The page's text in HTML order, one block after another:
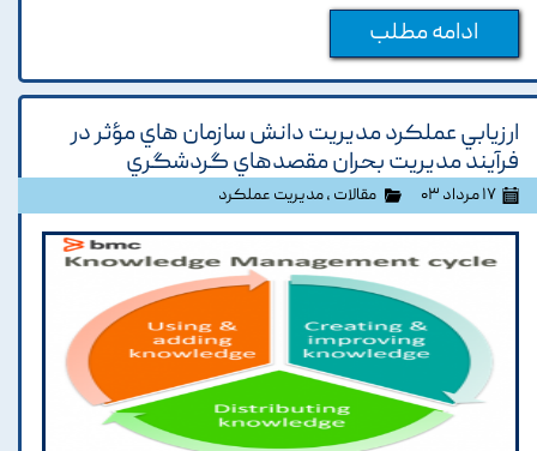
ادامه مطلب
ارزيابي عملکرد مديريت دانش سازمان هاي مؤثر در
فرآيند مديريت بحران مقصدهاي گردشگري
۱۷ مرداد ۰۳ مقالات ،مدیریت عملکرد